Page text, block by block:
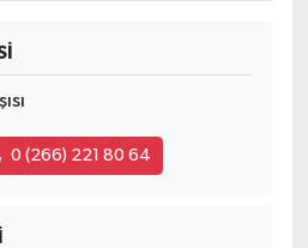
0 (266) 221 80 64